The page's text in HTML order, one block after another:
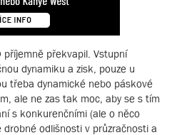
příjemně překvapil. Vstupní
dynamiku a zisk, pouze u
třeba dynamické nebo páskové
ale ne zas tak moc, aby se s tím
s konkurenčními (ale o něco
odlišnosti v průzračnosti a